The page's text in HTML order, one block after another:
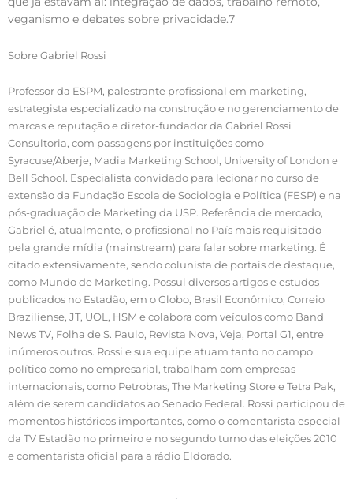
veganismo e debates sobre privacidade.7
Sobre Gabriel Rossi
Professor da ESPM, palestrante profissional em marketing,
estrategista especializado na construção e no gerenciamento de
marcas e reputação e diretor-fundador da Gabriel Rossi
Consultoria, com passagens por instituições como
Syracuse/Aberje, Madia Marketing School, University of London e
Bell School. Especialista convidado para lecionar no curso de
extensão da Fundação Escola de Sociologia e Política (FESP) e na
pós-graduação de Marketing da USP. Referência de mercado,
Gabriel é, atualmente, o profissional no País mais requisitado
pela grande mídia (mainstream) para falar sobre marketing. É
citado extensivamente, sendo colunista de portais de destaque,
como Mundo de Marketing. Possui diversos artigos e estudos
publicados no Estadão, em o Globo, Brasil Econômico, Correio
Braziliense, JT, UOL, HSM e colabora com veículos como Band
News TV, Folha de S. Paulo, Revista Nova, Veja, Portal G1, entre
inúmeros outros. Rossi e sua equipe atuam tanto no campo
político como no empresarial, trabalham com empresas
internacionais, como Petrobras, The Marketing Store e Tetra Pak,
além de serem candidatos ao Senado Federal. Rossi participou de
momentos históricos importantes, como o comentarista especial
da TV Estadão no primeiro e no segundo turno das eleições 2010
e comentarista oficial para a rádio Eldorado.